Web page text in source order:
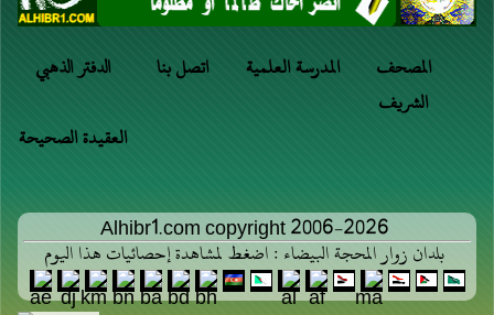
الدفتر الذهبي اتصل بنا المدرسة العلمية
المصحف
الشريف
العقيدة الصحيحة
Alhibr1.com copyright 2006-2026
بلدان زوار المحجة البيضاء : اضغط لمشاهدة إحصائيات هذا اليوم